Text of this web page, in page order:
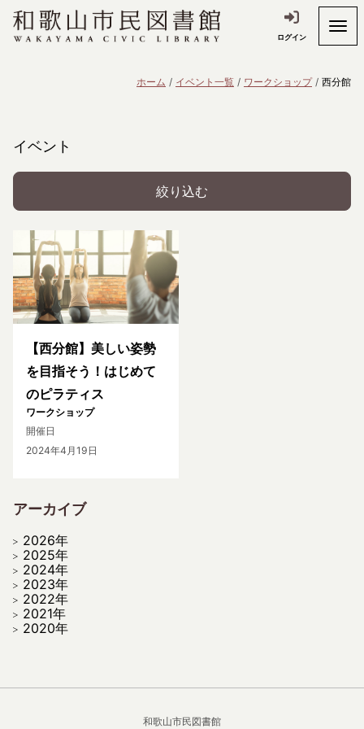
ログイン
ホーム イベント一覧 ワークショップ 西分館
イベント
絞り込む
【西分館】美しい姿勢
を目指そう！はじめて
のピラティス
ワークショップ
開催日
2024年4月19日
アーカイブ
2026年
2025年
2024年
2023年
2022年
2021年
2020年
和歌山市民図書館